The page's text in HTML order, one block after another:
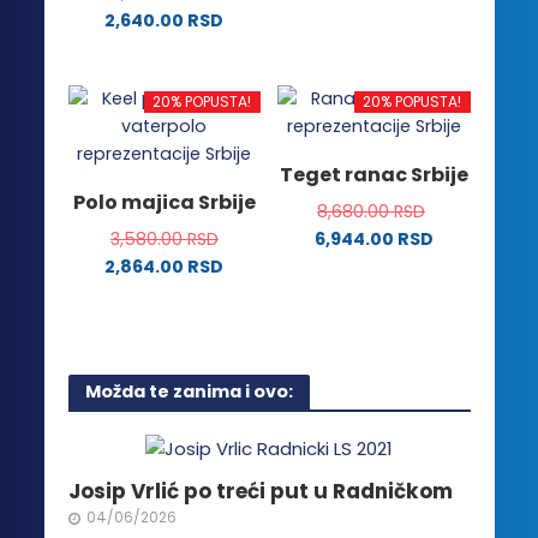
izabrane
proizvoda.
proizvoda.
2,640.00 RSD
ima
više
varijanti.
mogu
biti
izabrane
više
varijanti.
mogu
biti
izabrane
20% POPUSTA!
Polo majica Srbije
3,580.00RSD
2,864.00 RSD
više
varijanti.
mogu
biti
izabrane
20% POPUSTA!
Teget ranac Srbije
8,680.00RSD
6,944.00 RSD
Možda te zanima i ovo:
Josip Vrlić po treći put u Radničkom
04/06/2026